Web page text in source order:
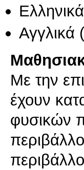
Ελληνικά
Αγγλικά
Με την
έχουν
φυσικών